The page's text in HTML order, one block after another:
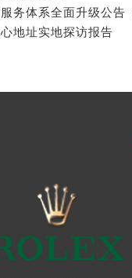
地址实地探访报告